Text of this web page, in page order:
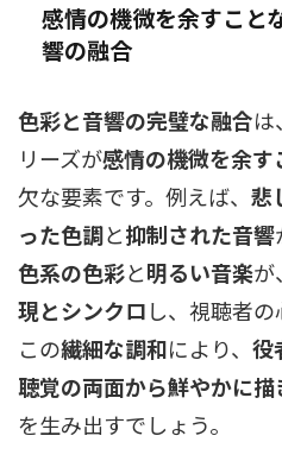
感情の機微を余すこと
響の融合
色彩と音響の完璧な融合は
リーズが感情の機微を余す
欠な要素です。例えば、 悲
った色調と抑制された音響
色系の色彩と明るい音楽が
現とシンクロし、視聴者の
この繊細な調和により、 役
聴覚の両面から鮮やかに描
を生み出すでしょう。